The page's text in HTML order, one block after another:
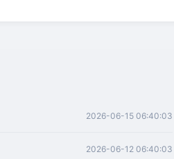
2026-06-15 06:40:03
2026-06-12 06:40:03